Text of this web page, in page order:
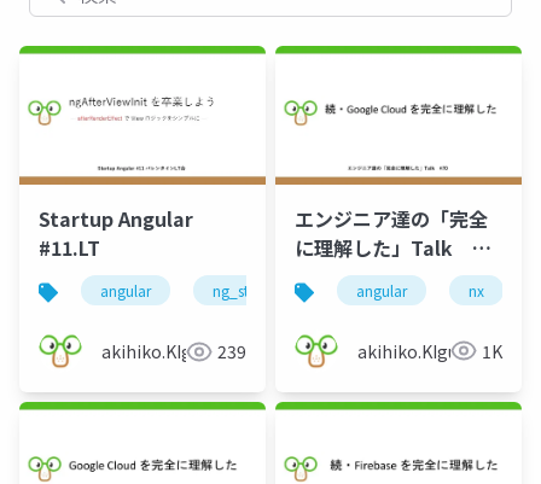
Startup Angular
#11.LT
angular ng_startup
akihiko.KIgure239
エンジニア達の「完全
に理解した」Talk
#70
angular nx
akihiko.KIgure 1K